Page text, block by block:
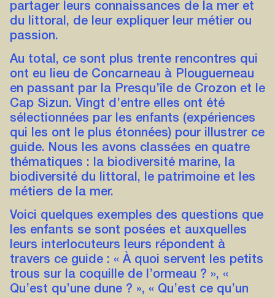
partager leurs connaissances de la mer et
du littoral, de leur expliquer leur métier ou
passion.
Au total, ce sont plus trente rencontres qui
ont eu lieu de Concarneau à Plouguerneau
en passant par la Presqu’île de Crozon et le
Cap Sizun. Vingt d’entre elles ont été
sélectionnées par les enfants (expériences
qui les ont le plus étonnées) pour illustrer ce
guide. Nous les avons classées en quatre
thématiques : la biodiversité marine, la
biodiversité du littoral, le patrimoine et les
métiers de la mer.
Voici quelques exemples des questions que
les enfants se sont posées et auxquelles
leurs interlocuteurs leurs répondent à
travers ce guide : « À quoi servent les petits
trous sur la coquille de l’ormeau ? », «
Qu’est qu’une dune ? », « Qu’est ce qu’un